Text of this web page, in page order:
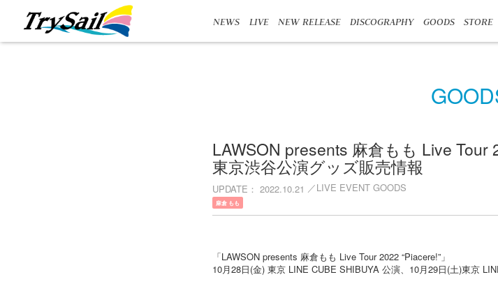
NEWS LIVE NEW RELEASE DISCOGRAPHY GOODS STORE
LAWSON presents 麻倉もも Live
東京渋谷公演グッズ販売情報
UPDATE 2022.10.21 LIVE EVENT GOODS
麻倉 もも
「LAWSON presents 麻倉もも Live Tour 2022 “Piacere!”」
10月28日(金) 東京 LINE CUBE SHIBUYA 公演、10月29日(土)東京